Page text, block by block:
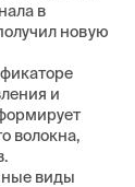
в
новую
и
волокна,
виды